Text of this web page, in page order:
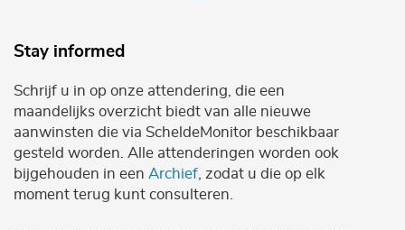
Stay informed
Schrijf u in op onze attendering, die een
maandelijks overzicht biedt van alle nieuwe
aanwinsten die via ScheldeMonitor beschikbaar
gesteld worden. Alle attenderingen worden ook
bijgehouden in een Archief , zodat u die op elk
moment terug kunt consulteren.